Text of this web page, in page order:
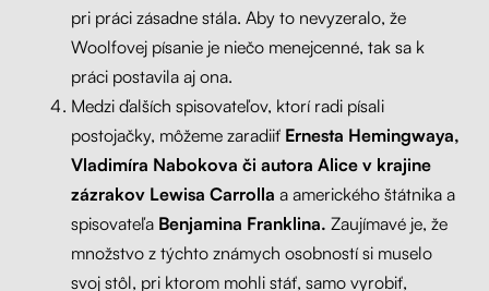
pri práci zásadne stála. Aby to nevyzeralo, že
Woolfovej písanie je niečo menejcenné, tak sa k
práci postavila aj ona.
Medzi ďalších spisovateľov, ktorí radi písali
postojačky, môžeme zaradiiť Ernesta Hemingwaya,
Vladimíra Nabokova či autora Alice v krajine
zázrakovLewisa Carrolla a amerického štátnika a
spisovateľaBenjamina Franklina. Zaujímavé je, že
množstvo z týchto známych osobností si muselo
svoj stôl, pri ktorom mohli stáť, samo vyrobiť,